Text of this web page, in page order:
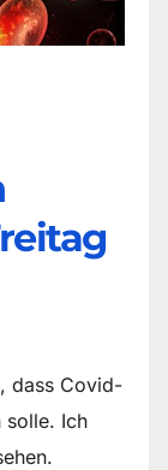
dass Covid-
solle. Ich